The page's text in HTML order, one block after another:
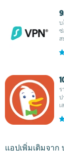
บ
ซ่
ส
ป
เ
แอปเพิ่มเติมจา